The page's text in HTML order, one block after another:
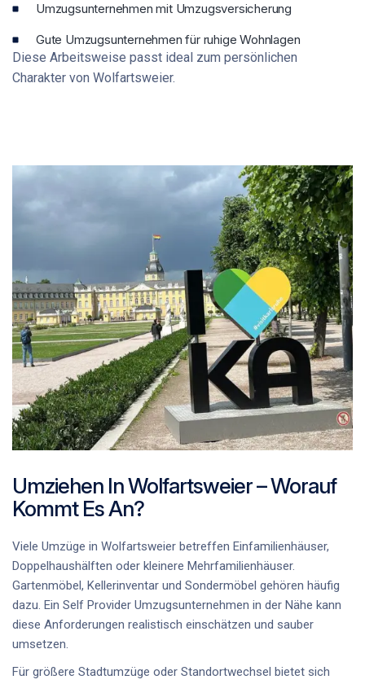
Umzugsunternehmen mit Umzugsversicherung
Gute Umzugsunternehmen für ruhige Wohnlagen
Diese Arbeitsweise passt ideal zum persönlichen
Charakter von Wolfartsweier.
Umziehen In Wolfartsweier – Worauf
Kommt Es An?
Viele Umzüge in Wolfartsweier betreffen Einfamilienhäuser,
Doppelhaushälften oder kleinere Mehrfamilienhäuser.
Gartenmöbel, Kellerinventar und Sondermöbel gehören häufig
dazu. Ein Self Provider Umzugsunternehmen in der Nähe kann
diese Anforderungen realistisch einschätzen und sauber
umsetzen.
Für größere Stadtumzüge oder Standortwechsel bietet sich